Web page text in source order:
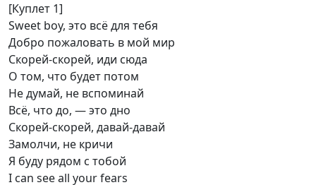
[Куплет 1]
Sweet boy, это всё для тебя
Добро пожаловать в мой мир
Скорей-скорей, иди сюда
О том, что будет потом
Не думай, не вспоминай
Всё, что до, — это дно
Скорей-скорей, давай-давай
Замолчи, не кричи
Я буду рядом с тобой
I can see all your fears